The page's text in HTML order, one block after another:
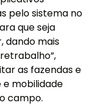
pelo sistema no
que seja
dando mais
as fazendas e
e mobilidade
campo.